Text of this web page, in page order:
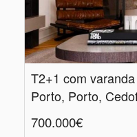
T2+1 com
700.000€